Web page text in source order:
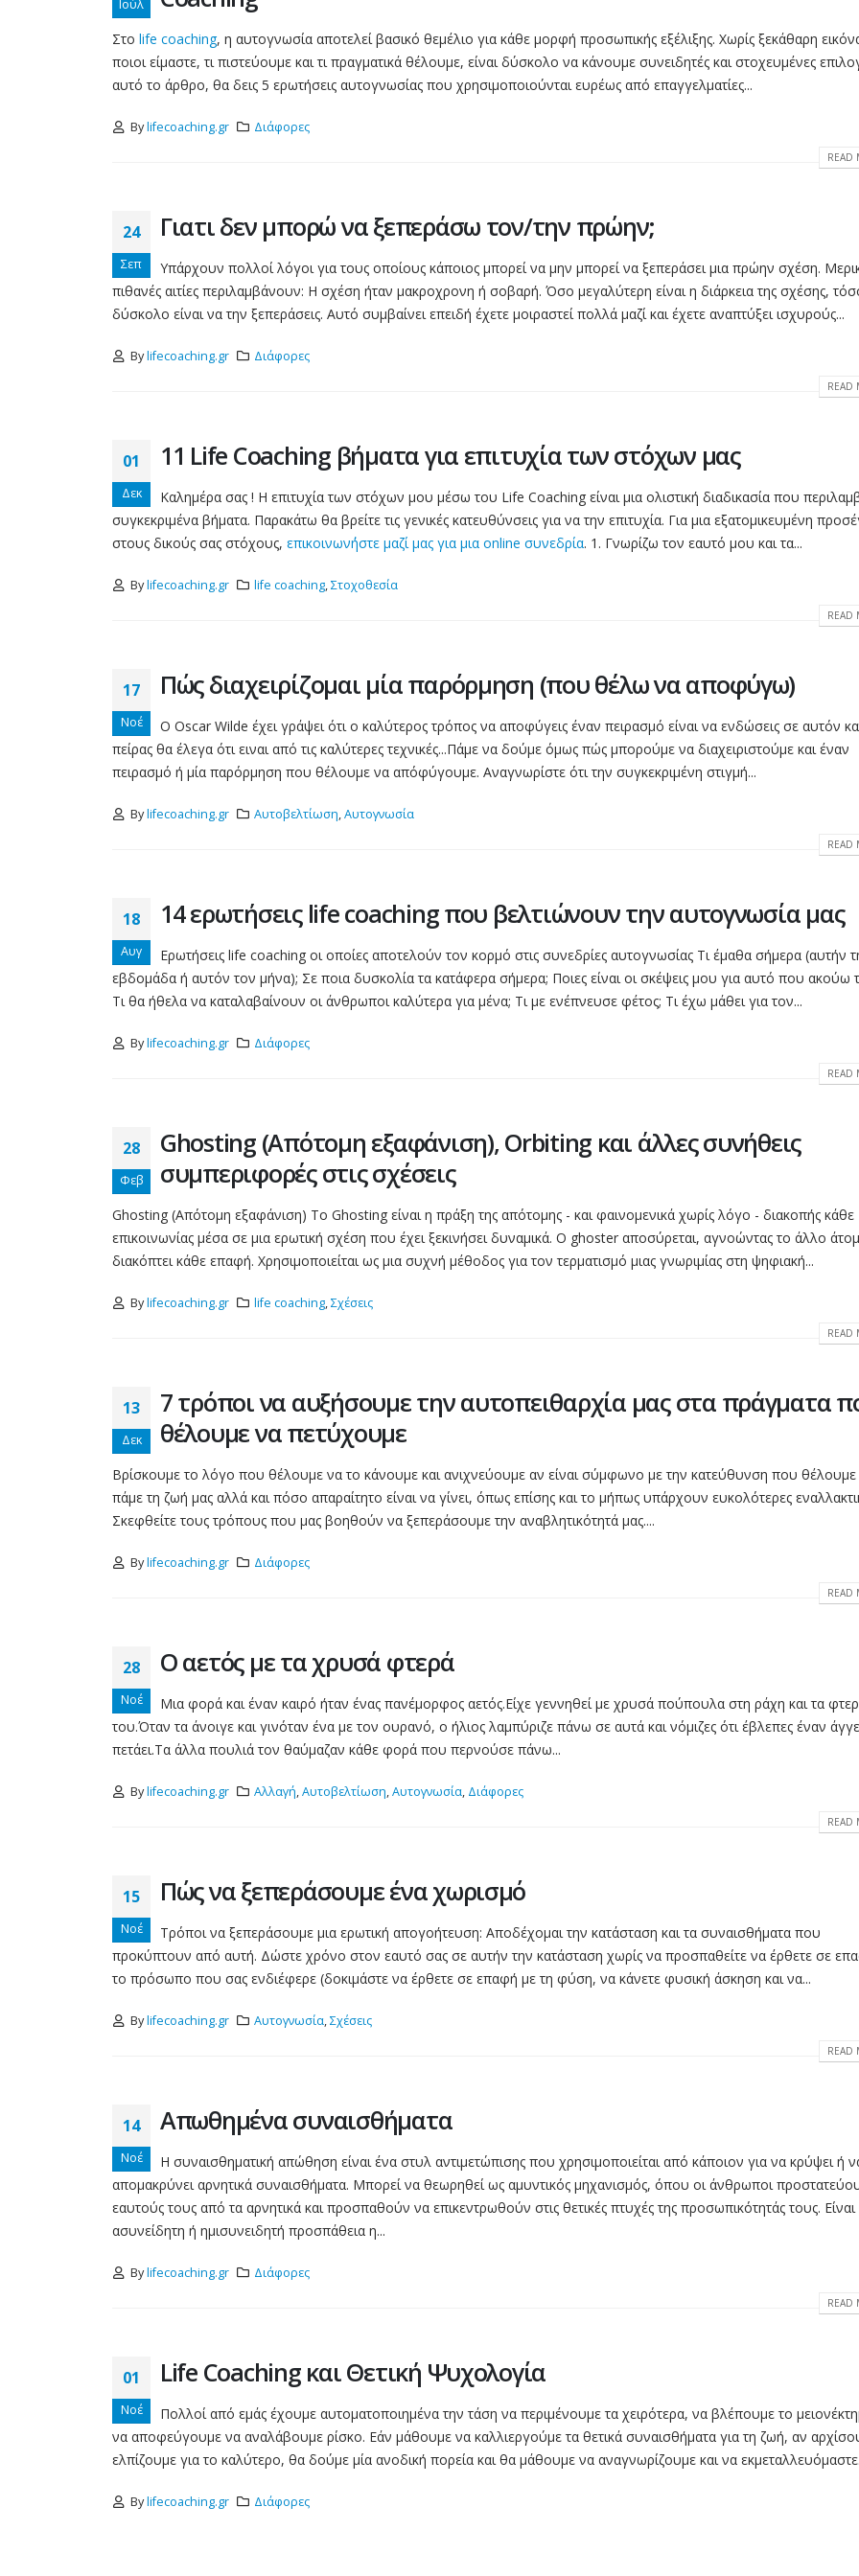
Ιούλ
Στο life coaching, η αυτογνωσία αποτελεί βασικό θεμέλιο για κάθε μορφή προσωπικής εξέλιξης. Χωρίς ξεκάθαρη
ποιοι είμαστε, τι πιστεύουμε και τι πραγματικά θέλουμε, είναι δύσκολο να κάνουμε συνειδητές και στοχευμένες
αυτό το άρθρο, θα δεις 5 ερωτήσεις αυτογνωσίας που χρησιμοποιούνται ευρέως από επαγγελματίες...
Bylifecoaching.gr Διάφορες
READ
24
Σεπ
Γιατι δεν μπορώ να ξεπεράσω τον/την πρώην;
Υπάρχουν πολλοί λόγοι για τους οποίους κάποιος μπορεί να μην μπορεί να ξεπεράσει μια πρώην σχέση.
πιθανές αιτίες περιλαμβάνουν: Η σχέση ήταν μακροχρονη ή σοβαρή. Όσο μεγαλύτερη είναι η διάρκεια της σχέσης,
δύσκολο είναι να την ξεπεράσεις. Αυτό συμβαίνει επειδή έχετε μοιραστεί πολλά μαζί και έχετε αναπτύξει ισχυρούς...
Bylifecoaching.gr Διάφορες
READ
01
Δεκ
11 Life Coaching βήματα για επιτυχία των στόχων μας
Καλημέρα σας ! Η επιτυχία των στόχων μου μέσω του Life Coaching είναι μια ολιστική διαδικασία που
συγκεκριμένα βήματα. Παρακάτω θα βρείτε τις γενικές κατευθύνσεις για να την επιτυχία. Για μια εξατομικευμένη
στους δικούς σας στόχους, επικοινων΄ήστε μαζί μας για μια online συνεδρία. 1. Γνωρίζω τον εαυτό μου και τα...
Bylifecoaching.gr life coaching,Στοχοθεσία
READ
17
Νοέ
Πώς διαχειρίζομαι μία παρόρμηση (που θέλω να αποφύγω)
Ο Oscar Wilde έχει γράψει ότι ο καλύτερος τρόπος να αποφύγεις έναν πειρασμό είναι να ενδώσεις σε αυτόν
πείρας θα έλεγα ότι ειναι από τις καλύτερες τεχνικές...Πάμε να δούμε όμως πώς μπορούμε να διαχειριστούμε και έναν
πειρασμό ή μία παρόρμηση που θέλουμε να απόφύγουμε. Αναγνωρίστε ότι την συγκεκριμένη στιγμή...
Bylifecoaching.gr Αυτοβελτίωση,Αυτογνωσία
READ
18
Αυγ
14 ερωτήσεις life coaching που βελτιώνουν την αυτογνωσία μας
Ερωτήσεις life coaching οι οποίες αποτελούν τον κορμό στις συνεδρίες αυτογνωσίας Τι έμαθα σήμερα (αυτήν
εβδομάδα ή αυτόν τον μήνα); Σε ποια δυσκολία τα κατάφερα σήμερα; Ποιες είναι οι σκέψεις μου για αυτό που ακούω
Τι θα ήθελα να καταλαβαίνουν οι άνθρωποι καλύτερα για μένα; Τι με ενέπνευσε φέτος; Τι έχω μάθει για τον...
Bylifecoaching.gr Διάφορες
READ
28
Φεβ
Ghosting (Απότομη εξαφάνιση), Orbiting και άλλες συνήθεις
συμπεριφορές στις σχέσεις
Ghosting (Απότομη εξαφάνιση) Το Ghosting είναι η πράξη της απότομης - και φαινομενικά χωρίς λόγο - διακοπής κάθε
επικοινωνίας μέσα σε μια ερωτική σχέση που έχει ξεκινήσει δυναμικά. Ο ghoster αποσύρεται, αγνοώντας το άλλο
διακόπτει κάθε επαφή. Χρησιμοποιείται ως μια συχνή μέθοδος για τον τερματισμό μιας γνωριμίας στη ψηφιακή...
Bylifecoaching.gr life coaching,Σχέσεις
READ
13
Δεκ
7 τρόποι να αυξήσουμε την αυτοπειθαρχία μας στα πράγματα
θέλουμε να πετύχουμε
Βρίσκουμε το λόγο που θέλουμε να το κάνουμε και ανιχνεύουμε αν είναι σύμφωνο με την κατεύθυνση που
πάμε τη ζωή μας αλλά και πόσο απαραίτητο είναι να γίνει, όπως επίσης και το μήπως υπάρχουν ευκολότερες
Σκεφθείτε τους τρόπους που μας βοηθούν να ξεπεράσουμε την αναβλητικότητά μας....
Bylifecoaching.gr Διάφορες
READ
28
Νοέ
Ο αετός με τα χρυσά φτερά
Μια φορά και έναν καιρό ήταν ένας πανέμορφος αετός.Είχε γεννηθεί με χρυσά πούπουλα στη ράχη και τα
του.Όταν τα άνοιγε και γινόταν ένα με τον ουρανό, ο ήλιος λαμπύριζε πάνω σε αυτά και νόμιζες ότι έβλεπες έναν
πετάει.Τα άλλα πουλιά τον θαύμαζαν κάθε φορά που περνούσε πάνω...
Bylifecoaching.gr Αλλαγή,Αυτοβελτίωση,Αυτογνωσία, Διάφορες
READ
15
Νοέ
Πώς να ξεπεράσουμε ένα χωρισμό
Τρόποι να ξεπεράσουμε μια ερωτική απογοήτευση: Αποδέχομαι την κατάσταση και τα συναισθήματα που
προκύπτουν από αυτή. Δώστε χρόνο στον εαυτό σας σε αυτήν την κατάσταση χωρίς να προσπαθείτε να έρθετε σε
το πρόσωπο που σας ενδιέφερε (δοκιμάστε να έρθετε σε επαφή με τη φύση, να κάνετε φυσική άσκηση και να...
Bylifecoaching.gr Αυτογνωσία,Σχέσεις
READ
14
Νοέ
Απωθημένα συναισθήματα
Η συναισθηματική απώθηση είναι ένα στυλ αντιμετώπισης που χρησιμοποιείται από κάποιον για να κρύψει ή
απομακρύνει αρνητικά συναισθήματα. Μπορεί να θεωρηθεί ως αμυντικός μηχανισμός, όπου οι άνθρωποι
εαυτούς τους από τα αρνητικά και προσπαθούν να επικεντρωθούν στις θετικές πτυχές της προσωπικότητάς τους. Είναι
ασυνείδητη ή ημισυνειδητή προσπάθεια η...
Bylifecoaching.gr Διάφορες
READ
01
Νοέ
Life Coaching και Θετική Ψυχολογία
Πολλοί από εμάς έχουμε αυτοματοποιημένα την τάση να περιμένουμε τα χειρότερα, να βλέπουμε το
να αποφεύγουμε να αναλάβουμε ρίσκο. Εάν μάθουμε να καλλιεργούμε τα θετικά συναισθήματα για τη ζωή, αν
ελπίζουμε για το καλύτερο, θα δούμε μία ανοδική πορεία και θα μάθουμε να αναγνωρίζουμε και να
Bylifecoaching.gr Διάφορες
Διαχείριση του Χρόνου:
Πώς να Πεις ‘Όχι’ και να
Ζητήσεις Βοήθεια
Υπάρχουν πολλές
συμπεριφορές που μπορεί να
read more
24
Σεπ
Γιατι δεν μπορώ να
ξεπεράσω τον/την
πρώην;
Υπάρχουν πολλοί λόγοι για
τους οποίους κάποιος μπορεί
read more
17
Μαρ
Τι (δεν) είναι το life
coaching
Πολλοί μπερδεύουν κάποιον
αυτοβελτιωσης, κάποιον που
read more
Σεπ
Δεξιότητες που θα είναι
σε ζήτηση τα επόμενα
10 χρόνια
Ποιες 10 ικανότητες θα είναι
read more
27
Ιούλ
Σχέση με διαφορά
ηλικίας
Αν εξαιρέσουμε τον
κεραυνοβόλο έρωτα, οι
Πώς να Πεις
Ζητήσεις
Υπάρχουν πολλές
μας δυσκολεύουν
24
Γιατι δεν
ξεπεράσω τον/
πρώην;
Υπάρχουν πολλοί
μια πρώην σχέση.
read more
17
Μαρ
Τι (δεν) είναι
coaching
Πολλοί
βγαίνει στην
read more